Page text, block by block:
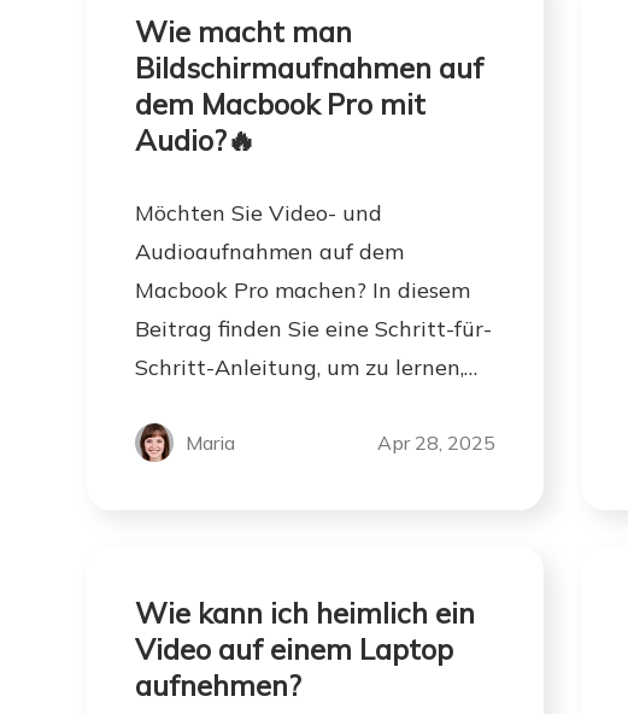
Wie macht man
Bildschirmaufnahmen auf
dem Macbook Pro mit
Audio?🔥
Möchten Sie Video- und
Audioaufnahmen auf dem
Macbook Pro machen? In diesem
Beitrag finden Sie eine Schritt-für-
Schritt-Anleitung, um zu lernen,
Bildschirmaufnahmen mit Audio
Maria Apr 28, 2025
Wie kann ich heimlich ein
Video auf einem Laptop
aufnehmen?